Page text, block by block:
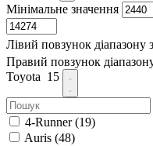
Мінімальне значення
Лівий повзунок діапазону
Правий повзунок
Toyota 15
4-Runner(19)
Auris (48)